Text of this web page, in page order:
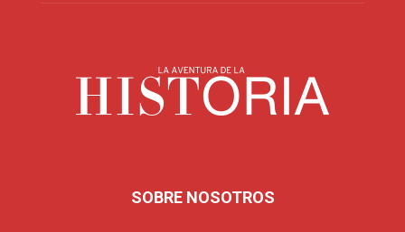
SOBRE NOSOTROS